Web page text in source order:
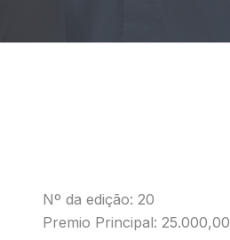
Nº da edição: 20
Premio Principal: 25.000,00